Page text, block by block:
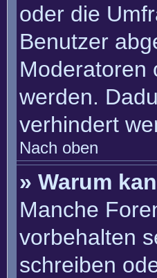
oder die
Benutzer
Moderatoren
werden.
verhindert
Nach oben
» Warum
Manche
vorbehalten
schreiben